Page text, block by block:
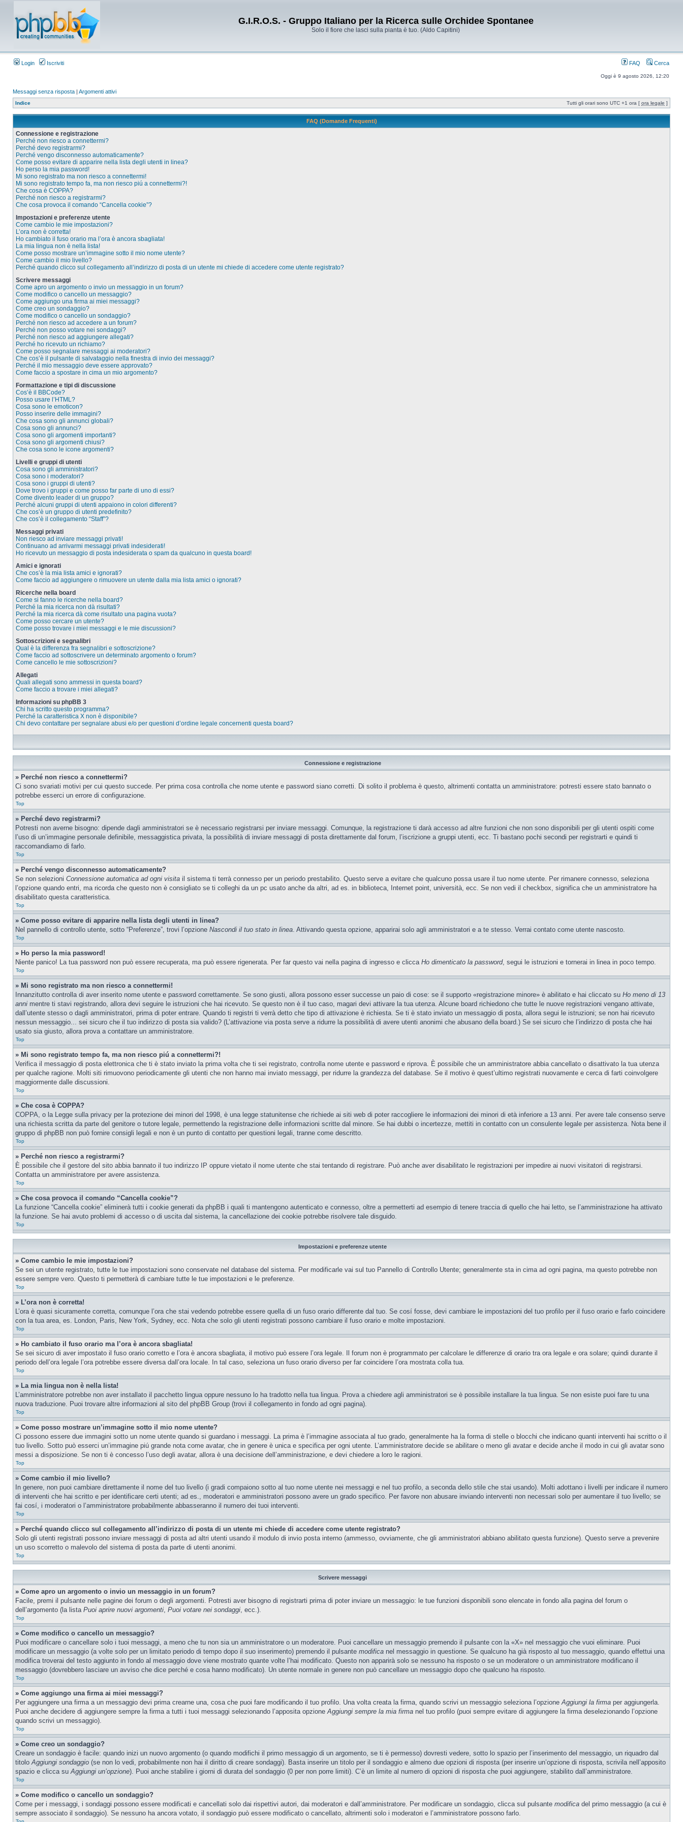
G.I.R.O.S. - Gruppo Italiano per la Ricerca sulle Orchidee Spontanee
Solo il fiore che lasci sulla pianta è tuo. (Aldo Capitini)
Login Iscriviti FAQ Cerca
Oggi è 9 agosto 2026, 12:20
Messaggi senza risposta | Argomenti attivi
Indice Tutti gli orari sono UTC +1 ora [ ora legale ]
FAQ (Domande Frequenti)
Connessione e registrazione
Perché non riesco a connettermi?
Perché devo registrarmi?
Perché vengo disconnesso automaticamente?
Come posso evitare di apparire nella lista degli utenti in linea?
Ho perso la mia password!
Mi sono registrato ma non riesco a connettermi!
Mi sono registrato tempo fa, ma non riesco piú a connettermi?!
Che cosa è COPPA?
Perché non riesco a registrarmi?
Che cosa provoca il comando “Cancella cookie”?
Impostazioni e preferenze utente
Come cambio le mie impostazioni?
L’ora non è corretta!
Ho cambiato il fuso orario ma l’ora è ancora sbagliata!
La mia lingua non è nella lista!
Come posso mostrare un’immagine sotto il mio nome utente?
Come cambio il mio livello?
Perché quando clicco sul collegamento all’indirizzo di posta di un utente mi chiede di accedere come utente registrato?
Scrivere messaggi
Come apro un argomento o invio un messaggio in un forum?
Come modifico o cancello un messaggio?
Come aggiungo una firma ai miei messaggi?
Come creo un sondaggio?
Come modifico o cancello un sondaggio?
Perché non riesco ad accedere a un forum?
Perché non posso votare nei sondaggi?
Perché non riesco ad aggiungere allegati?
Perché ho ricevuto un richiamo?
Come posso segnalare messaggi ai moderatori?
Che cos’è il pulsante di salvataggio nella finestra di invio dei messaggi?
Perché il mio messaggio deve essere approvato?
Come faccio a spostare in cima un mio argomento?
Formattazione e tipi di discussione
Cos’è il BBCode?
Posso usare l’HTML?
Cosa sono le emoticon?
Posso inserire delle immagini?
Che cosa sono gli annunci globali?
Cosa sono gli annunci?
Cosa sono gli argomenti importanti?
Cosa sono gli argomenti chiusi?
Che cosa sono le icone argomenti?
Livelli e gruppi di utenti
Cosa sono gli amministratori?
Cosa sono i moderatori?
Cosa sono i gruppi di utenti?
Dove trovo i gruppi e come posso far parte di uno di essi?
Come divento leader di un gruppo?
Perché alcuni gruppi di utenti appaiono in colori differenti?
Che cos’è un gruppo di utenti predefinito?
Che cos’è il collegamento “Staff”?
Messaggi privati
Non riesco ad inviare messaggi privati!
Continuano ad arrivarmi messaggi privati indesiderati!
Ho ricevuto un messaggio di posta indesiderata o spam da qualcuno in questa board!
Amici e ignorati
Che cos’è la mia lista amici e ignorati?
Come faccio ad aggiungere o rimuovere un utente dalla mia lista amici o ignorati?
Ricerche nella board
Come si fanno le ricerche nella board?
Perché la mia ricerca non dà risultati?
Perché la mia ricerca dà come risultato una pagina vuota?
Come posso cercare un utente?
Come posso trovare i miei messaggi e le mie discussioni?
Sottoscrizioni e segnalibri
Qual è la differenza fra segnalibri e sottoscrizione?
Come faccio ad sottoscrivere un determinato argomento o forum?
Come cancello le mie sottoscrizioni?
Allegati
Quali allegati sono ammessi in questa board?
Come faccio a trovare i miei allegati?
Informazioni su phpBB 3
Chi ha scritto questo programma?
Perché la caratteristica X non è disponibile?
Chi devo contattare per segnalare abusi e/o per questioni d’ordine legale concernenti questa board?
Connessione e registrazione
» Perché non riesco a connettermi?
Ci sono svariati motivi per cui questo succede. Per prima cosa controlla che nome utente e password siano corretti. Di solito il problema è questo, altrimenti contatta un amministratore: potresti essere stato bannato o
potrebbe esserci un errore di configurazione.
Top
» Perché devo registrarmi?
Potresti non averne bisogno: dipende dagli amministratori se è necessario registrarsi per inviare messaggi. Comunque, la registrazione ti darà accesso ad altre funzioni che non sono disponibili per gli utenti ospiti come
l’uso di un’immagine personale definibile, messaggistica privata, la possibilità di inviare messaggi di posta direttamente dal forum, l’iscrizione a gruppi utenti, ecc. Ti bastano pochi secondi per registrarti e quindi ti
raccomandiamo di farlo.
Top
» Perché vengo disconnesso automaticamente?
Se non selezioni Connessione automatica ad ogni visita il sistema ti terrà connesso per un periodo prestabilito. Questo serve a evitare che qualcuno possa usare il tuo nome utente. Per rimanere connesso, seleziona
l’opzione quando entri, ma ricorda che questo non è consigliato se ti colleghi da un pc usato anche da altri, ad es. in biblioteca, Internet point, università, ecc. Se non vedi il checkbox, significa che un amministratore ha
disabilitato questa caratteristica.
Top
» Come posso evitare di apparire nella lista degli utenti in linea?
Nel pannello di controllo utente, sotto “Preferenze”, trovi l’opzione Nascondi il tuo stato in linea. Attivando questa opzione, apparirai solo agli amministratori e a te stesso. Verrai contato come utente nascosto.
Top
» Ho perso la mia password!
Niente panico! La tua password non può essere recuperata, ma può essere rigenerata. Per far questo vai nella pagina di ingresso e clicca Ho dimenticato la password, segui le istruzioni e tornerai in linea in poco tempo.
Top
» Mi sono registrato ma non riesco a connettermi!
Innanzitutto controlla di aver inserito nome utente e password correttamente. Se sono giusti, allora possono esser successe un paio di cose: se il supporto «registrazione minore» è abilitato e hai cliccato su Ho meno di 13
anni mentre ti stavi registrando, allora devi seguire le istruzioni che hai ricevuto. Se questo non è il tuo caso, magari devi attivare la tua utenza. Alcune board richiedono che tutte le nuove registrazioni vengano attivate,
dall’utente stesso o dagli amministratori, prima di poter entrare. Quando ti registri ti verrà detto che tipo di attivazione è richiesta. Se ti è stato inviato un messaggio di posta, allora segui le istruzioni; se non hai ricevuto
nessun messaggio... sei sicuro che il tuo indirizzo di posta sia valido? (L’attivazione via posta serve a ridurre la possibilità di avere utenti anonimi che abusano della board.) Se sei sicuro che l’indirizzo di posta che hai
usato sia giusto, allora prova a contattare un amministratore.
Top
» Mi sono registrato tempo fa, ma non riesco piú a connettermi?!
Verifica il messaggio di posta elettronica che ti è stato inviato la prima volta che ti sei registrato, controlla nome utente e password e riprova. È possibile che un amministratore abbia cancellato o disattivato la tua utenza
per qualche ragione. Molti siti rimuovono periodicamente gli utenti che non hanno mai inviato messaggi, per ridurre la grandezza del database. Se il motivo è quest’ultimo registrati nuovamente e cerca di farti coinvolgere
maggiormente dalle discussioni.
Top
» Che cosa è COPPA?
COPPA, o la Legge sulla privacy per la protezione dei minori del 1998, è una legge statunitense che richiede ai siti web di poter raccogliere le informazioni dei minori di età inferiore a 13 anni. Per avere tale consenso serve
una richiesta scritta da parte del genitore o tutore legale, permettendo la registrazione delle informazioni scritte dal minore. Se hai dubbi o incertezze, mettiti in contatto con un consulente legale per assistenza. Nota bene il
gruppo di phpBB non può fornire consigli legali e non è un punto di contatto per questioni legali, tranne come descritto.
Top
» Perché non riesco a registrarmi?
È possibile che il gestore del sito abbia bannato il tuo indirizzo IP oppure vietato il nome utente che stai tentando di registrare. Può anche aver disabilitato le registrazioni per impedire ai nuovi visitatori di registrarsi.
Contatta un amministratore per avere assistenza.
Top
» Che cosa provoca il comando “Cancella cookie”?
La funzione “Cancella cookie” eliminerà tutti i cookie generati da phpBB i quali ti mantengono autenticato e connesso, oltre a permetterti ad esempio di tenere traccia di quello che hai letto, se l’amministrazione ha attivato
la funzione. Se hai avuto problemi di accesso o di uscita dal sistema, la cancellazione dei cookie potrebbe risolvere tale disguido.
Top
Impostazioni e preferenze utente
» Come cambio le mie impostazioni?
Se sei un utente registrato, tutte le tue impostazioni sono conservate nel database del sistema. Per modificarle vai sul tuo Pannello di Controllo Utente; generalmente sta in cima ad ogni pagina, ma questo potrebbe non
essere sempre vero. Questo ti permetterà di cambiare tutte le tue impostazioni e le preferenze.
Top
» L’ora non è corretta!
L’ora è quasi sicuramente corretta, comunque l’ora che stai vedendo potrebbe essere quella di un fuso orario differente dal tuo. Se cosí fosse, devi cambiare le impostazioni del tuo profilo per il fuso orario e farlo coincidere
con la tua area, es. London, Paris, New York, Sydney, ecc. Nota che solo gli utenti registrati possono cambiare il fuso orario e molte impostazioni.
Top
» Ho cambiato il fuso orario ma l’ora è ancora sbagliata!
Se sei sicuro di aver impostato il fuso orario corretto e l’ora è ancora sbagliata, il motivo può essere l’ora legale. Il forum non è programmato per calcolare le differenze di orario tra ora legale e ora solare; quindi durante il
periodo dell’ora legale l’ora potrebbe essere diversa dall’ora locale. In tal caso, seleziona un fuso orario diverso per far coincidere l’ora mostrata colla tua.
Top
» La mia lingua non è nella lista!
L’amministratore potrebbe non aver installato il pacchetto lingua oppure nessuno lo ha tradotto nella tua lingua. Prova a chiedere agli amministratori se è possibile installare la tua lingua. Se non esiste puoi fare tu una
nuova traduzione. Puoi trovare altre informazioni al sito del phpBB Group (trovi il collegamento in fondo ad ogni pagina).
Top
» Come posso mostrare un’immagine sotto il mio nome utente?
Ci possono essere due immagini sotto un nome utente quando si guardano i messaggi. La prima è l’immagine associata al tuo grado, generalmente ha la forma di stelle o blocchi che indicano quanti interventi hai scritto o il
tuo livello. Sotto può esserci un’immagine piú grande nota come avatar, che in genere è unica e specifica per ogni utente. L’amministratore decide se abilitare o meno gli avatar e decide anche il modo in cui gli avatar sono
messi a disposizione. Se non ti è concesso l’uso degli avatar, allora è una decisione dell’amministrazione, e devi chiedere a loro le ragioni.
Top
» Come cambio il mio livello?
In genere, non puoi cambiare direttamente il nome del tuo livello (i gradi compaiono sotto al tuo nome utente nei messaggi e nel tuo profilo, a seconda dello stile che stai usando). Molti adottano i livelli per indicare il numero
di interventi che hai scritto e per identificare certi utenti; ad es., moderatori e amministratori possono avere un grado specifico. Per favore non abusare inviando interventi non necessari solo per aumentare il tuo livello; se
fai cosí, i moderatori o l’amministratore probabilmente abbasseranno il numero dei tuoi interventi.
Top
» Perché quando clicco sul collegamento all’indirizzo di posta di un utente mi chiede di accedere come utente registrato?
Solo gli utenti registrati possono inviare messaggi di posta ad altri utenti usando il modulo di invio posta interno (ammesso, ovviamente, che gli amministratori abbiano abilitato questa funzione). Questo serve a prevenire
un uso scorretto o malevolo del sistema di posta da parte di utenti anonimi.
Top
Scrivere messaggi
» Come apro un argomento o invio un messaggio in un forum?
Facile, premi il pulsante nelle pagine dei forum o degli argomenti. Potresti aver bisogno di registrarti prima di poter inviare un messaggio: le tue funzioni disponibili sono elencate in fondo alla pagina del forum o
dell’argomento (la lista Puoi aprire nuovi argomenti, Puoi votare nei sondaggi, ecc.).
Top
» Come modifico o cancello un messaggio?
Puoi modificare o cancellare solo i tuoi messaggi, a meno che tu non sia un amministratore o un moderatore. Puoi cancellare un messaggio premendo il pulsante con la «X» nel messaggio che vuoi eliminare. Puoi
modificare un messaggio (a volte solo per un limitato periodo di tempo dopo il suo inserimento) premendo il pulsante modifica nel messaggio in questione. Se qualcuno ha già risposto al tuo messaggio, quando effettui una
modifica troverai del testo aggiunto in fondo al messaggio dove viene mostrato quante volte l’hai modificato. Questo non apparirà solo se nessuno ha risposto o se un moderatore o un amministratore modificano il
messaggio (dovrebbero lasciare un avviso che dice perché e cosa hanno modificato). Un utente normale in genere non può cancellare un messaggio dopo che qualcuno ha risposto.
Top
» Come aggiungo una firma ai miei messaggi?
Per aggiungere una firma a un messaggio devi prima crearne una, cosa che puoi fare modificando il tuo profilo. Una volta creata la firma, quando scrivi un messaggio seleziona l’opzioneAggiungi la firma per aggiungerla.
Puoi anche decidere di aggiungere sempre la firma a tutti i tuoi messaggi selezionando l’apposita opzioneAggiungi sempre la mia firma nel tuo profilo (puoi sempre evitare di aggiungere la firma deselezionando l’opzione
quando scrivi un messaggio).
Top
» Come creo un sondaggio?
Creare un sondaggio è facile: quando inizi un nuovo argomento (o quando modifichi il primo messaggio di un argomento, se ti è permesso) dovresti vedere, sotto lo spazio per l’inserimento del messaggio, un riquadro dal
titoloAggiungi sondaggio (se non lo vedi, probabilmente non hai il diritto di creare sondaggi). Basta inserire un titolo per il sondaggio e almeno due opzioni di risposta (per inserire un’opzione di risposta, scrivila nell’apposito
spazio e clicca suAggiungi un’opzione). Puoi anche stabilire i giorni di durata del sondaggio (0 per non porre limiti). C’è un limite al numero di opzioni di risposta che puoi aggiungere, stabilito dall’amministratore.
Top
» Come modifico o cancello un sondaggio?
Come per i messaggi, i sondaggi possono essere modificati e cancellati solo dai rispettivi autori, dai moderatori e dall’amministratore. Per modificare un sondaggio, clicca sul pulsante modifica del primo messaggio (a cui è
sempre associato il sondaggio). Se nessuno ha ancora votato, il sondaggio può essere modificato o cancellato, altrimenti solo i moderatori e l’amministratore possono farlo.